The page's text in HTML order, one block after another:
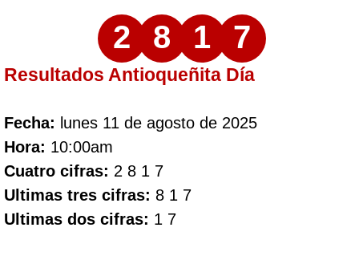
2 8 1 7
Resultados Antioqueñita Día
Fecha: lunes 11 de agosto de 2025
Hora: 10:00am
Cuatro cifras: 2 8 1 7
Ultimas tres cifras: 8 1 7
Ultimas dos cifras: 1 7